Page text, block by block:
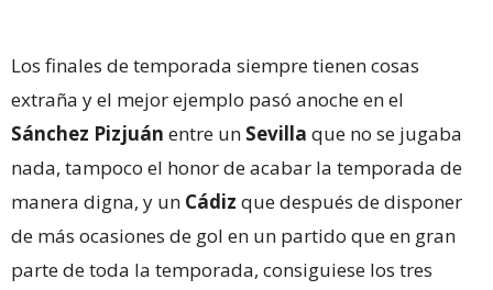
Los finales de temporada siempre tienen cosas
extraña y el mejor ejemplo pasó anoche en el
Sánchez Pizjuán entre un Sevilla que no se jugaba
nada, tampoco el honor de acabar la temporada de
manera digna, y un Cádiz que después de disponer
de más ocasiones de gol en un partido que en gran
parte de toda la temporada, consiguiese los tres